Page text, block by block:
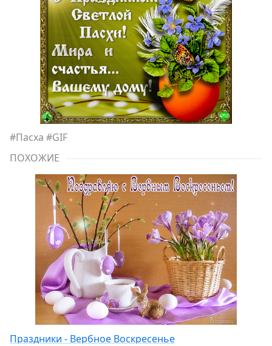
#Пасха #GIF
ПОХОЖИЕ
Праздники - Вербное Воскресенье